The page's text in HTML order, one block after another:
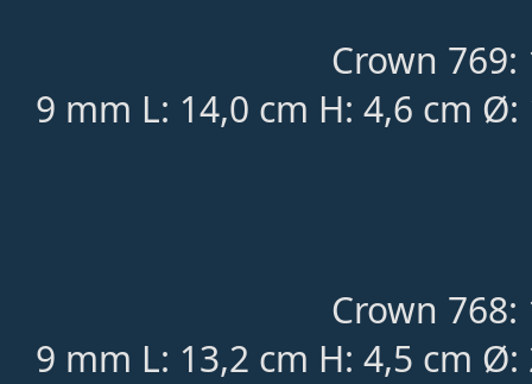
Crown 769:
9 mm L: 14,0 cm H: 4,6 cm
Crown 768:
9 mm L: 13,2 cm H: 4,5 cm